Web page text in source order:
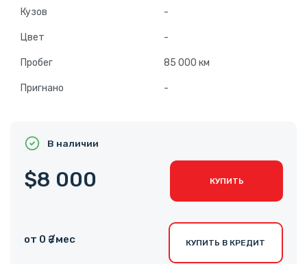
Кузов -
Цвет -
Пробег 85 000 км
Пригнано -
В наличии
$8 000 КУПИТЬ
от 0 ₴ /мес КУПИТЬ В КРЕДИТ